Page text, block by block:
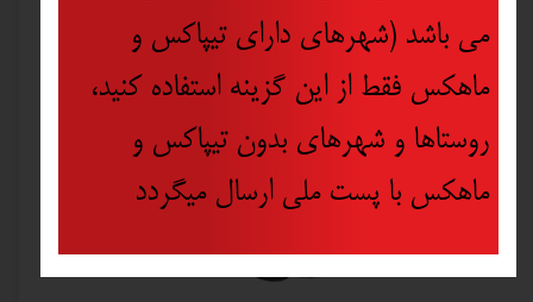
می باشد (شهرهای دارای تیپاکس و
ماهکس فقط از این گزینه استفاده کنید،
روستاها و شهرهای بدون تیپاکس و
ماهکس با پست ملی ارسال میگردد